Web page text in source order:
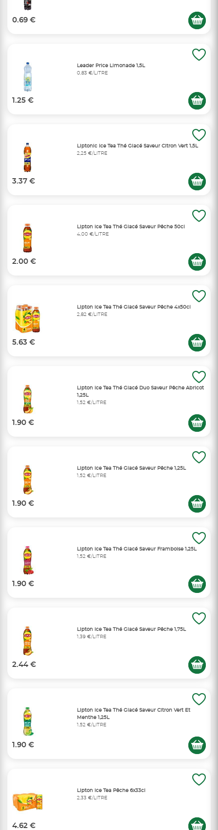
0.69 €
Leader Price Limonade 1,5L
0,83 €/LITRE
1.25 €
Liptonic Ice Tea Thé Glacé Saveur Citron Vert 1,5L
2,25 €/LITRE
3.37 €
Lipton Ice Tea Thé Glacé Saveur Pêche 50cl
4,00 €/LITRE
2.00 €
Lipton Ice Tea Thé Glacé Saveur Pêche 4x50cl
2,82 €/LITRE
5.63 €
Lipton Ice Tea Thé Glacé Duo Saveur Pêche Abricot
1,25L
1,52 €/LITRE
1.90 €
Lipton Ice Tea Thé Glacé Saveur Pêche 1,25L
1,52 €/LITRE
1.90 €
Lipton Ice Tea Thé Glacé Saveur Framboise 1,25L
1,52 €/LITRE
1.90 €
Lipton Ice Tea Thé Glacé Saveur Pêche 1,75L
1,39 €/LITRE
2.44 €
Lipton Ice Tea Thé Glacé Saveur Citron Vert Et
Menthe 1,25L
1,52 €/LITRE
1.90 €
Lipton Ice Tea Pêche 6x33cl
2,33 €/LITRE
4.62 €